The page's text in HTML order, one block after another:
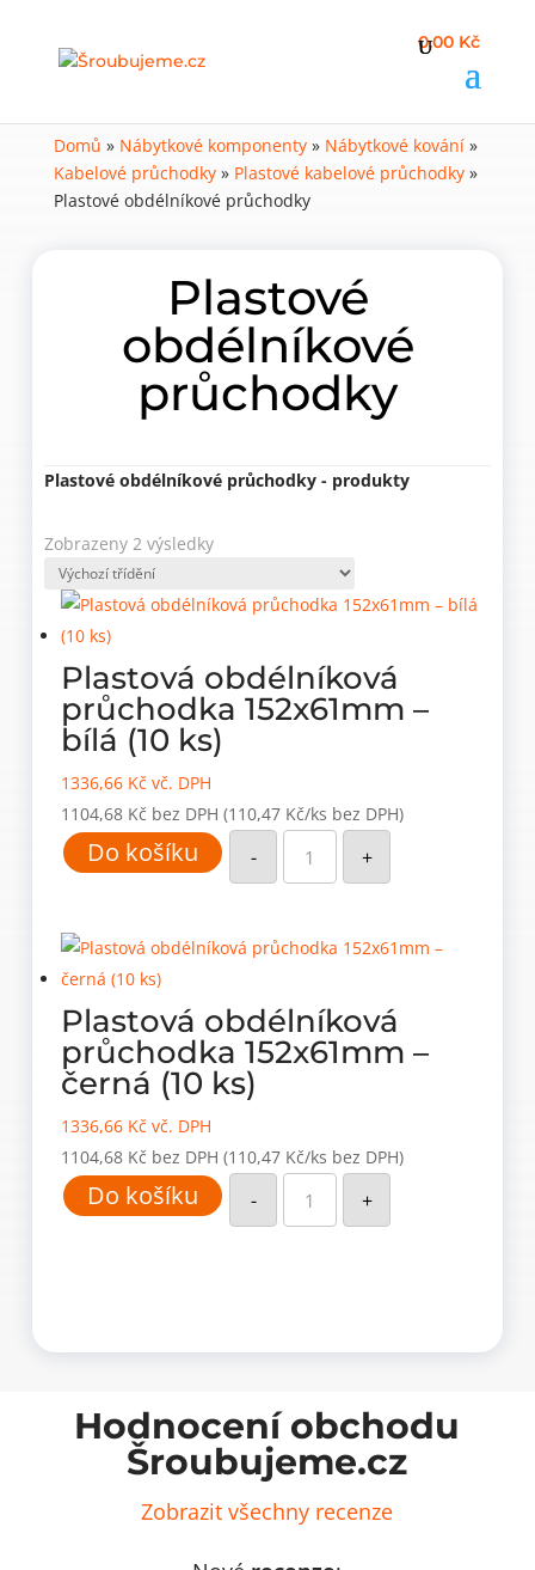
0,00 Kč
Domů » Nábytkové komponenty» Nábytkové kování»
Kabelové průchodky» Plastové kabelové průchodky»
Plastové obdélníkové průchodky
Plastové
obdélníkové
průchodky
Plastové obdélníkové průchodky - produkty
Zobrazeny 2 výsledky
Plastová obdélníková
průchodka 152x61mm –
bílá (10 ks)
1336,66 Kč vč. DPH
1104,68 Kč bez DPH (110,47 Kč/ks bez DPH)
Do košíku -
Plastová
obdélníková
průchodka
152x61mm
(10
ks)
+
Plastová obdélníková
průchodka 152x61mm –
černá (10 ks)
1336,66 Kč vč. DPH
1104,68 Kč bez DPH (110,47 Kč/ks bez DPH)
Do košíku -
Plastová
obdélníková
průchodka
152x61mm
+
Hodnocení obchodu
Šroubujeme.cz
Zobrazit všechny recenze